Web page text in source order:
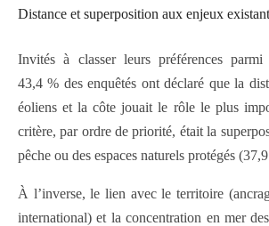
Distance et superposition aux enjeux
Invités à classer leurs préférences parmi
43,4 % des enquêtés ont déclaré que la
éoliens et la côte jouait le rôle le plus
critère, par ordre de priorité, était la
pêche ou des espaces naturels protégés
À l’inverse, le lien avec le territoire
international) et la concentration en mer